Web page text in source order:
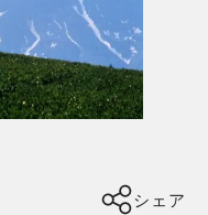
シェア